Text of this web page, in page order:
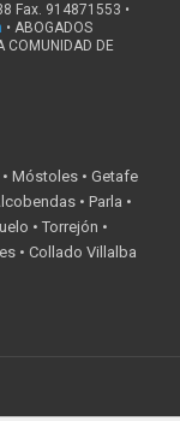
Fax. 914871553 •
• ABOGADOS
COMUNIDAD DE
Móstoles • Getafe
• Parla •
• Torrejón •
• Collado Villalba